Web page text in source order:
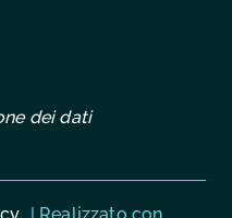
dei dati